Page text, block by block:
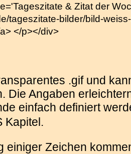
& Zitat der
tageszitate-bilder/bild-
</p></div>
.gif und
Die Angaben
einfach definiert
Kapitel.
einiger Zeichen